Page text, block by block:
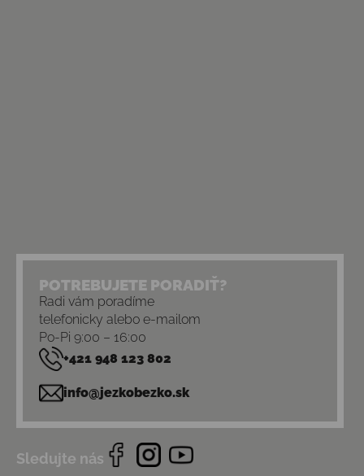
POTREBUJETE PORADIŤ?
Radi vám poradíme
telefonicky alebo e-mailom
Po-Pi 9:00 – 16:00
+421 948 123 802
info@jezkobezko.sk
Sledujte nás